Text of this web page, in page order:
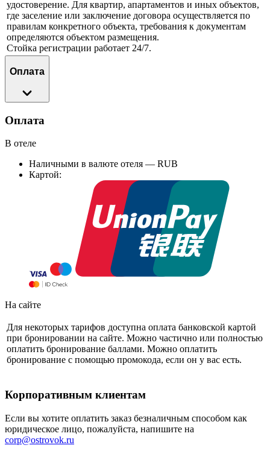
удостоверение. Для квартир, апартаментов и иных объектов,
где заселение или заключение договора осуществляется по
правилам конкретного объекта, требования к документам
определяются объектом размещения.
Стойка регистрации работает 24/7.
Оплата
Оплата
В отеле
Наличными в валюте отеля — RUB
Картой:
На сайте
Для некоторых тарифов доступна оплата банковской картой
при бронировании на сайте. Можно частично или полностью
оплатить бронирование баллами. Можно оплатить
бронирование с помощью промокода, если он у вас есть.
Корпоративным клиентам
Если вы хотите оплатить заказ безналичным способом как
юридическое лицо, пожалуйста, напишите на
corp@ostrovok.ru